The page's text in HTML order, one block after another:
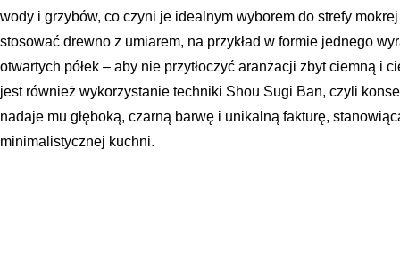
wody i grzybów, co czyni je idealnym wyborem do strefy
stosować drewno z umiarem, na przykład w formie jednego
otwartych półek – aby nie przytłoczyć aranżacji zbyt ciemną i
jest również wykorzystanie techniki Shou Sugi Ban, czyli
nadaje mu głęboką, czarną barwę i unikalną fakturę,
minimalistycznej kuchni.